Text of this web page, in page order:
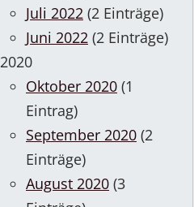
Juli 2022 (2 Einträge)
Juni 2022 (2 Einträge)
2020
Oktober 2020 (1
Eintrag)
September 2020 (2
Einträge)
August 2020 (3